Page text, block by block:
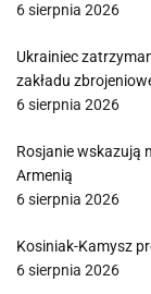
6 sierpnia 2026
Ukrainiec
zakładu
6 sierpnia 2026
Rosjanie wskazują
Armenią
6 sierpnia 2026
Kosiniak-Kamysz
6 sierpnia 2026